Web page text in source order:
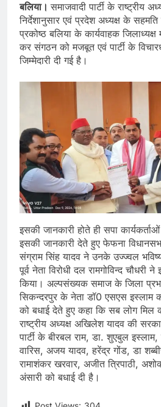
बलिया।समाजवादी पार्टी के राष्ट्रीय
निर्देशानुसार एवं प्रदेश अध्यक्ष के
प्रकोष्ठ बलिया के कार्यवाहक
कर संगठन को मजबूत एवं पार्टी के
जिम्मेदारी दी गई है।
इसकी जानकारी होते ही सपा
इसकी जानकारी देते हुए फेफना
संग्राम सिंह यादव ने उनके उज्ज्वल
पूर्व नेता विरोधी दल रामगोविन्द चौधरी
किया। अल्पसंख्यक समाज के जिला
सिकन्दरपुर के नेता डॉ0 एसएस इस्लाम
को बधाई देते हुए कहा कि सब लोग
राष्ट्रीय अध्यक्ष अखिलेश यादव की
पार्टी के बीरबल राम, डा. शुएबुल इस्लाम,
वारिस, अजय यादव, हरेंद्र गोंड, डा
रामाशंकर खरवार, अजीत त्रिपाठी,
अंसारी को बधाई दी है।